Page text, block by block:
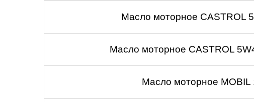
Масло моторное CASTROL
Масло моторное CASTROL
Масло моторное MOBIL